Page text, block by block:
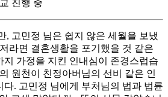
진행 중
, 고민정 님은 쉽지 않은 세월을 보냈
라면 결혼생활을 포기했을 것 같은
지 가정을 지킨 인내심이 존경스럽습
원천이 친정아버님의 선비 같은 인
다. 고민정 님에게 부처님의 법과 법륜